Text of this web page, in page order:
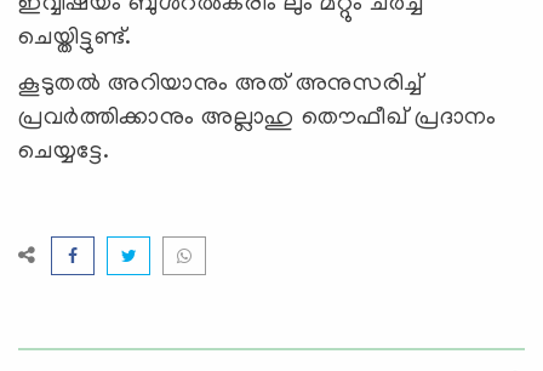
ചെയ്തിട്ടുണ്ട്.
കൂടുതല്‍ അറിയാനും അത് അനുസരിച്ച്
പ്രവര്‍ത്തിക്കാനും അല്ലാഹു തൌഫീഖ് പ്രദാനം
ചെയ്യട്ടേ.